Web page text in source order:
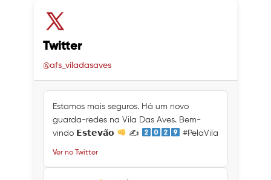
Twitter
@afs_viladasaves
Estamos mais seguros. Há um novo
guarda-redes na Vila Das Aves. Bem-
vindo 𝗘𝘀𝘁𝗲𝘃𝗮̃𝗼
✍ #PelaVila
Ver no Twitter